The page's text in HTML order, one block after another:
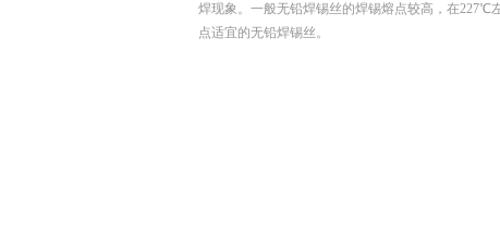
焊现象。一般无铅焊锡丝的焊锡熔点较高，在227℃
点适宜的无铅焊锡丝。